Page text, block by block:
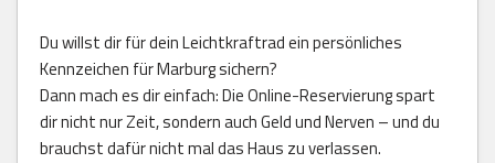
Du willst dir für dein Leichtkraftrad ein persönliches
Kennzeichen für Marburg sichern?
Dann mach es dir einfach: Die Online-Reservierung spart
dir nicht nur Zeit, sondern auch Geld und Nerven – und du
brauchst dafür nicht mal das Haus zu verlassen.